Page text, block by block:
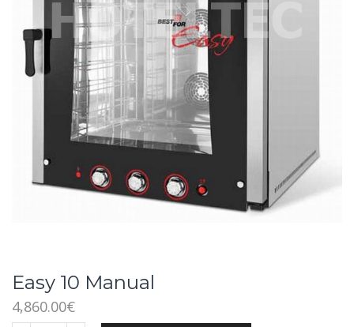
Easy 10 Manual
4,860.00€